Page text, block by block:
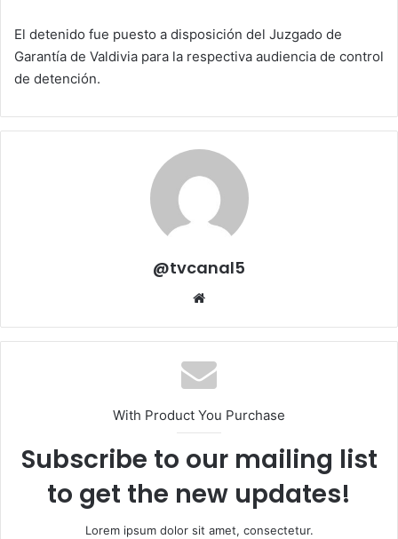
El detenido fue puesto a disposición del Juzgado de
Garantía de Valdivia para la respectiva audiencia de control
de detención.
@tvcanal5
With Product You Purchase
Subscribe to our mailing list
to get the new updates!
Lorem ipsum dolor sit amet, consectetur.